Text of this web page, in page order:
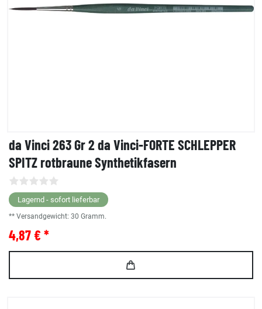
da Vinci 263 Gr 2 da Vinci-FORTE SCHLEPPER
SPITZ rotbraune Synthetikfasern
Lagernd - sofort lieferbar
** Versandgewicht: 30 Gramm.
4,87 € *